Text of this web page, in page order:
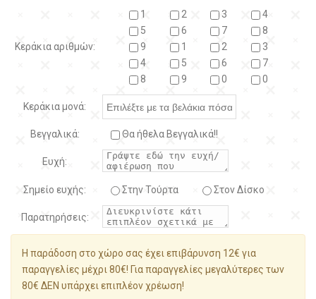
Κεράκια αριθμών:
1 2 3
4
5
6 7
8
9
1 2
3
4
5 6
7
8
9 0 0
Κεράκια μονά:
Βεγγαλικά: Θα ήθελα Βεγγαλικά!!
Ευχή:
Σημείο ευχής: Στην Τούρτα Στον Δίσκο
Παρατηρήσεις:
Η παράδοση στο χώρο σας έχει επιβάρυνση 12€ για
παραγγελίες μέχρι 80€! Για παραγγελίες μεγαλύτερες των
80€ ΔΕΝ υπάρχει επιπλέον χρέωση!